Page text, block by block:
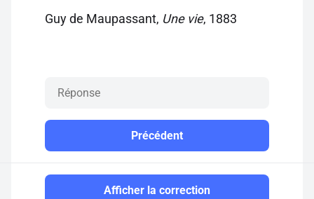
Guy de Maupassant, Une vie, 1883
Précédent
Afficher la correction